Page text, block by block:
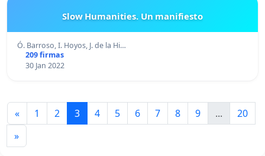
Slow Humanities. Un manifiesto
Ó. Barroso, I. Hoyos, J. de la Hi…
209 firmas
30 Jan 2022
« 1 2 3 4 5 6 7 8 9 ...
20
»